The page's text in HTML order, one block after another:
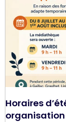
Horaires